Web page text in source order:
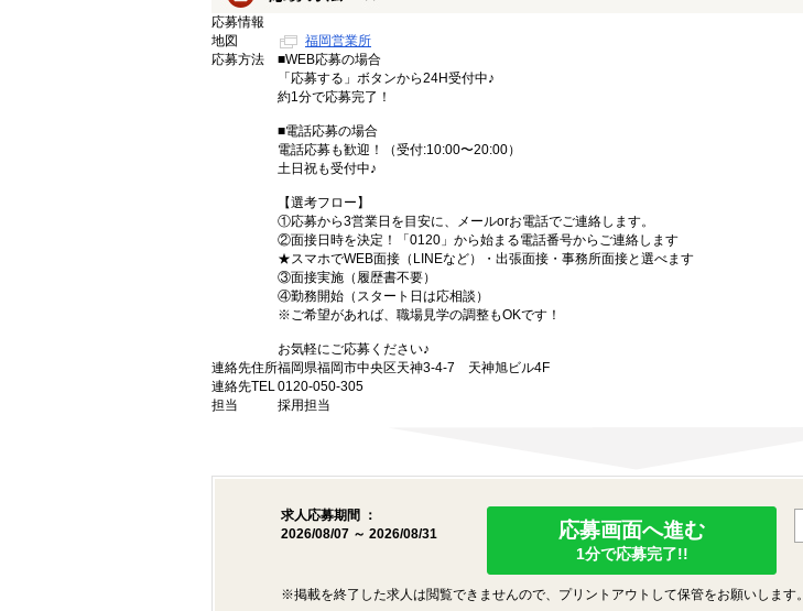
応募情報
地図
福岡営業所
応募方法
■WEB応募の場合
「応募する」ボタンから24H受付中♪
約1分で応募完了！
■電話応募の場合
電話応募も歓迎！（受付:10:00〜20:00）
土日祝も受付中♪
【選考フロー】
①応募から3営業日を目安に、メールorお電話でご連絡します。
②面接日時を決定！「0120」から始まる電話番号からご連絡します
★スマホでWEB面接（LINEなど）・出張面接・事務所面接と選べます
③面接実施（履歴書不要）
④勤務開始（スタート日は応相談）
※ご希望があれば、職場見学の調整もOKです！
お気軽にご応募ください♪
連絡先住所福岡県福岡市中央区天神3-4-7 天神旭ビル4F
連絡先TEL0120-050-305
担当
採用担当
求人応募期間 ：
2026/08/07 ～ 2026/08/31
応募画面へ進む
1分で応募完了!!
※掲載を終了した求人は閲覧できませんので、プリントアウトして保管をお願いします。